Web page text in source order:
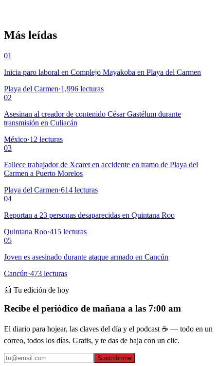
Más leídas
01
Inicia paro laboral en Complejo Mayakoba en Playa del Carmen
Playa del Carmen·1,996 lecturas
02
Asesinan al creador de contenido César Gastélum durante
transmisión en Culiacán
México·12 lecturas
03
Fallece trabajador de Xcaret en accidente en tramo de Playa del
Carmen a Puerto Morelos
Playa del Carmen·614 lecturas
04
Reportan a 23 personas desaparecidas en Quintana Roo
Quintana Roo·415 lecturas
05
Joven es asesinado durante ataque armado en Cancún
Cancún·473 lecturas
📰 Tu edición de hoy
Recibe el periódico de mañana a las 7:00 am
El diario para hojear, las claves del día y el podcast ☕ — todo en un
correo, todos los días. Gratis, y te das de baja con un clic.
Suscribirme